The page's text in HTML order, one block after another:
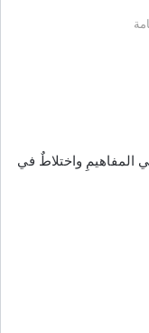
المفاهيمِ واختلاطٌ في